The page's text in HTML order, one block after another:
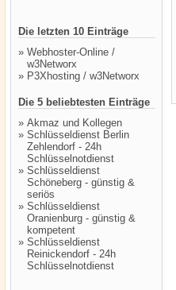
Die letzten 10 Einträge
» Webhoster-Online /
w3Networx
» P3Xhosting / w3Networx
Die 5 beliebtesten Einträge
» Akmaz und Kollegen
» Schlüsseldienst Berlin
Zehlendorf - 24h
Schlüsselnotdienst
» Schlüsseldienst
Schöneberg - günstig &
seriös
» Schlüsseldienst
Oranienburg - günstig &
kompetent
» Schlüsseldienst
Reinickendorf - 24h
Schlüsselnotdienst